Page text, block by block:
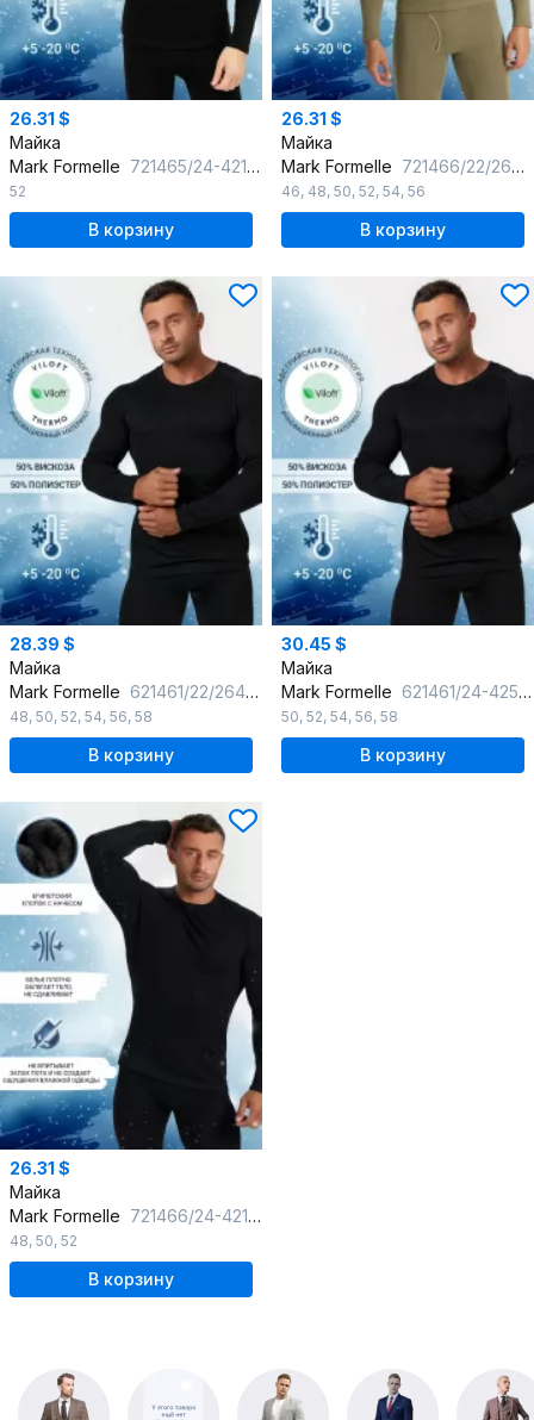
26.31 $
Майка
Mark Formelle 721465/24-4218Ц-5 черный
52
В корзину
26.31 $
Майка
Mark Formelle 721466/22/2640Ц-5 хаки
46, 48, 50, 52, 54, 56
В корзину
28.39 $
Майка
Mark Formelle 621461/22/2645Ц-20 черный
48, 50, 52, 54, 56, 58
В корзину
30.45 $
Майка
Mark Formelle 621461/24-4253Ц-20 черный
50, 52, 54, 56, 58
В корзину
26.31 $
Майка
Mark Formelle 721466/24-4219Ц-5 черный
48, 50, 52
В корзину